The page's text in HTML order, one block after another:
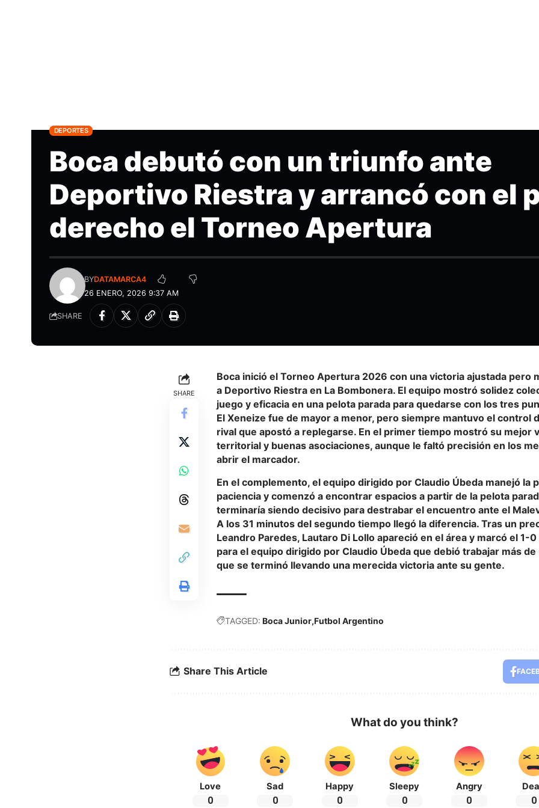
DEPORTES
Boca debutó con un triunfo ante
Deportivo Riestra y arrancó con el
derecho el Torneo Apertura
26 ENERO, 2026 9:37 AM
BYDATAMARCA4
SHARE
SHARE
Boca inició el Torneo Apertura 2026 con una victoria ajustada pero
a Deportivo Riestra en La Bombonera. El equipo mostró solidez
juego y eficacia en una pelota parada para quedarse con los tres
El Xeneize fue de mayor a menor, pero siempre mantuvo el control
rival que apostó a replegarse. En el primer tiempo mostró su mejor
territorial y buenas asociaciones, aunque le faltó precisión en los
abrir el marcador.
En el complemento, el equipo dirigido por Claudio Úbeda manejó la
paciencia y comenzó a encontrar espacios a partir de la pelota
terminaría siendo decisivo para destrabar el encuentro ante el
A los 31 minutos del segundo tiempo llegó la diferencia. Tras un
Leandro Paredes, Lautaro Di Lollo apareció en el área y marcó el 1-
para el equipo dirigido por Claudio Úbeda que debió trabajar más
que se terminó llevando una merecida victoria ante su gente.
TAGGED: Boca Junior Futbol Argentino
Share This Article
What do you think?
Love
0
Sad
0
Happy
0
Sleepy
0
Angry
0 0